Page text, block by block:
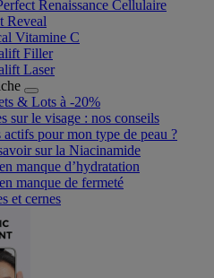
Renaissance Cellulaire
Reveal
Vitamine C
Filler
Laser
& Lots à -20%
sur le visage : nos conseils
actifs pour mon type de peau ?
sur la Niacinamide​
manque d’hydratation
manque de fermeté
et cernes